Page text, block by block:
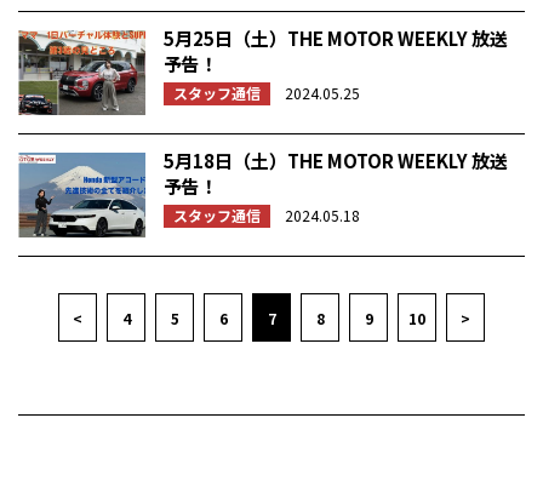
5月25日（土）THE MOTOR WEEKLY 放送
予告！
スタッフ通信 2024.05.25
5月18日（土）THE MOTOR WEEKLY 放送
予告！
スタッフ通信 2024.05.18
< 4 5 6 7 8 9 10 >